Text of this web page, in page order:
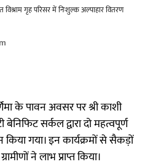
विश्राम गृह परिसर में निःशुल्क अल्पाहार वितरण
के पावन अवसर पर श्री काशी
सर्कल द्वारा दो महत्वपूर्ण
गया। इन कार्यक्रमों से सैकड़ों
ने लाभ प्राप्त किया।